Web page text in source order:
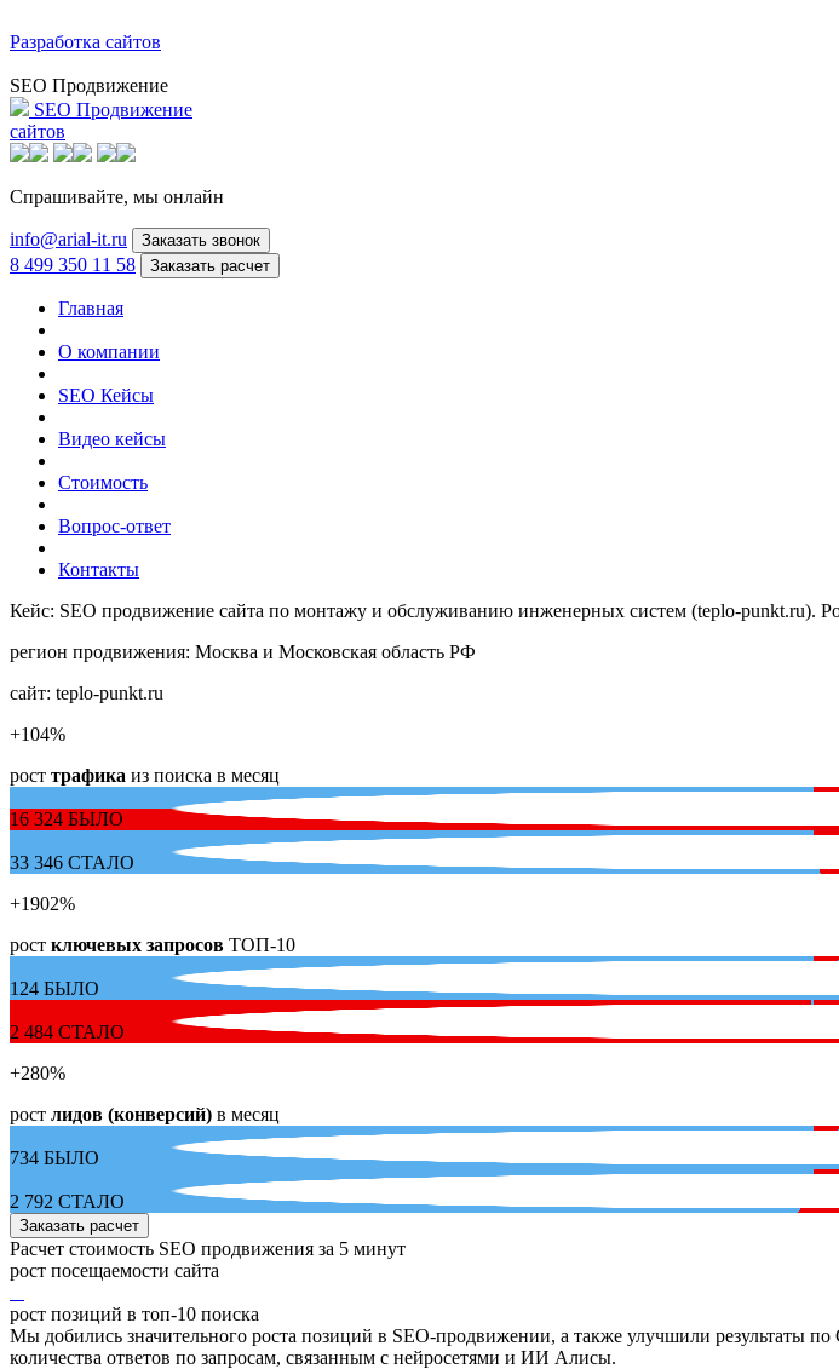
Разработка сайтов
SEO Продвижение
SEO Продвижение
сайтов
Спрашивайте, мы онлайн
info@arial-it.ru Заказать звонок
8 499 350 11 58 Заказать расчет
Главная
О компании
SEO Кейсы
Видео кейсы
Стоимость
Вопрос-ответ
Контакты
Кейс: SEO продвижение сайта по монтажу и обслуживанию инженерных систем (teplo-punkt.ru).
регион продвижения: Москва и Московская область РФ
сайт: teplo-punkt.ru
+104%
рост трафика из поиска в месяц
16 324 БЫЛО
33 346 СТАЛО
+1902%
рост ключевых запросов ТОП-10
124 БЫЛО
2 484 СТАЛО
+280%
рост лидов (конверсий) в месяц
734 БЫЛО
2 792 СТАЛО
Заказать расчет
Расчет стоимость SEO продвижения за 5 минут
рост посещаемости сайта
рост позиций в топ-10 поиска
Мы добились значительного роста позиций в SEO-продвижении, а также улучшили результаты
количества ответов по запросам, связанным с нейросетями и ИИ Алисы.